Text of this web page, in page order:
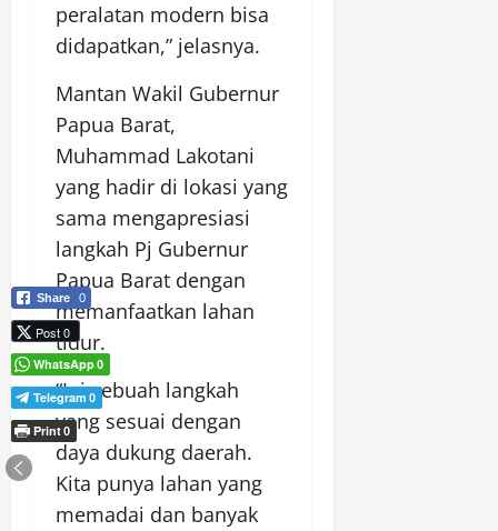
peralatan modern bisa
didapatkan,” jelasnya.
Mantan Wakil Gubernur
Papua Barat,
Muhammad Lakotani
yang hadir di lokasi yang
sama mengapresiasi
langkah Pj Gubernur
Papua Barat dengan
memanfaatkan lahan
tidur.
“Ini sebuah langkah
yang sesuai dengan
daya dukung daerah.
Kita punya lahan yang
memadai dan banyak
Share 0
Post 0
WhatsApp0
Telegram 0
Print0